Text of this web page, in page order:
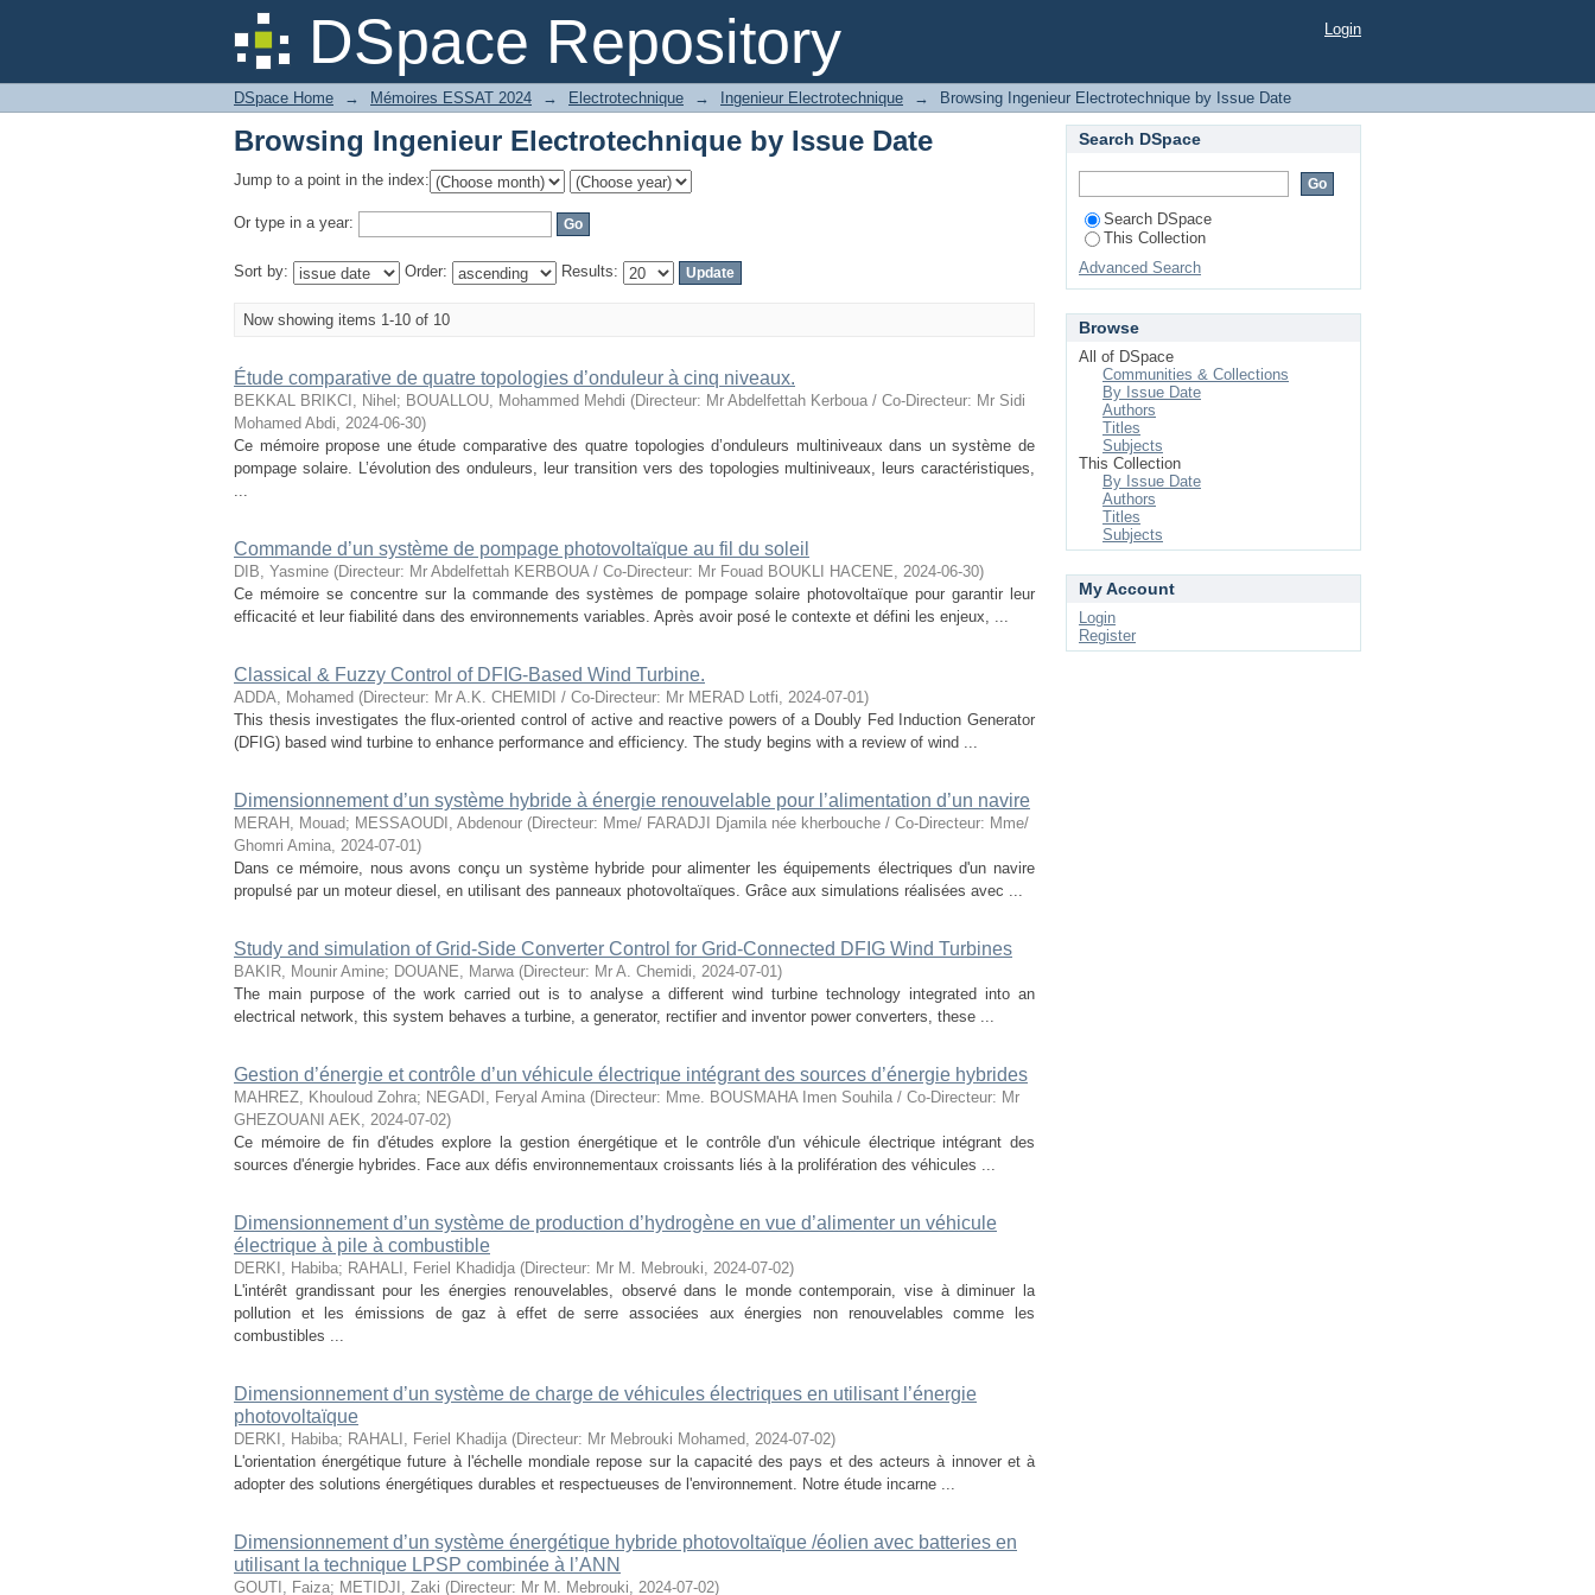
DSpace Repository
Browsing Ingenieur Electrotechnique by Issue Date Login
DSpace Home → Mémoires ESSAT 2024 → Electrotechnique → Ingenieur Electrotechnique → Browsing Ingenieur Electrotechnique by Issue Date
Browsing Ingenieur Electrotechnique by Issue Date
Jump to a point in the index:
Or type in a year:
Sort by: Order: Results:
Now showing items 1-10 of 10
Étude comparative de quatre topologies d’onduleur à cinq niveaux.
BEKKAL BRIKCI, Nihel ; BOUALLOU, Mohammed Mehdi (Directeur: Mr Abdelfettah Kerboua / Co-Directeur: Mr Sidi
Mohamed Abdi, 2024-06-30)
Ce mémoire propose une étude comparative des quatre topologies d’onduleurs multiniveaux dans un système de
pompage solaire. L’évolution des onduleurs, leur transition vers des topologies multiniveaux, leurs caractéristiques,
...
Commande d’un système de pompage photovoltaïque au fil du soleil
DIB, Yasmine (Directeur: Mr Abdelfettah KERBOUA / Co-Directeur: Mr Fouad BOUKLI HACENE, 2024-06-30)
Ce mémoire se concentre sur la commande des systèmes de pompage solaire photovoltaïque pour garantir leur
efficacité et leur fiabilité dans des environnements variables. Après avoir posé le contexte et défini les enjeux, ...
Classical & Fuzzy Control of DFIG-Based Wind Turbine.
ADDA, Mohamed (Directeur: Mr A.K. CHEMIDI / Co-Directeur: Mr MERAD Lotfi, 2024-07-01)
This thesis investigates the flux-oriented control of active and reactive powers of a Doubly Fed Induction Generator
(DFIG) based wind turbine to enhance performance and efficiency. The study begins with a review of wind ...
Dimensionnement d’un système hybride à énergie renouvelable pour l’alimentation d’un navire
MERAH, Mouad; MESSAOUDI, Abdenour (Directeur: Mme/ FARADJI Djamila née kherbouche / Co-Directeur: Mme/
Ghomri Amina, 2024-07-01)
Dans ce mémoire, nous avons conçu un système hybride pour alimenter les équipements électriques d'un navire
propulsé par un moteur diesel, en utilisant des panneaux photovoltaïques. Grâce aux simulations réalisées avec ...
Study and simulation of Grid-Side Converter Control for Grid-Connected DFIG Wind Turbines
BAKIR, Mounir Amine; DOUANE, Marwa (Directeur: Mr A. Chemidi, 2024-07-01)
The main purpose of the work carried out is to analyse a different wind turbine technology integrated into an
electrical network, this system behaves a turbine, a generator, rectifier and inventor power converters, these ...
Gestion d’énergie et contrôle d’un véhicule électrique intégrant des sources d’énergie hybrides
MAHREZ, Khouloud Zohra; NEGADI, Feryal Amina (Directeur: Mme. BOUSMAHA Imen Souhila / Co-Directeur: Mr
GHEZOUANI AEK, 2024-07-02)
Ce mémoire de fin d'études explore la gestion énergétique et le contrôle d'un véhicule électrique intégrant des
sources d'énergie hybrides. Face aux défis environnementaux croissants liés à la prolifération des véhicules ...
Dimensionnement d’un système de production d’hydrogène en vue d’alimenter un véhicule
électrique à pile à combustible
DERKI, Habiba; RAHALI, Feriel Khadidja (Directeur: Mr M. Mebrouki, 2024-07-02)
L'intérêt grandissant pour les énergies renouvelables, observé dans le monde contemporain, vise à diminuer la
pollution et les émissions de gaz à effet de serre associées aux énergies non renouvelables comme les
combustibles ...
Dimensionnement d’un système de charge de véhicules électriques en utilisant l’énergie
photovoltaïque
DERKI, Habiba; RAHALI, Feriel Khadija (Directeur: Mr Mebrouki Mohamed, 2024-07-02)
L'orientation énergétique future à l'échelle mondiale repose sur la capacité des pays et des acteurs à innover et à
adopter des solutions énergétiques durables et respectueuses de l'environnement. Notre étude incarne ...
Dimensionnement d’un système énergétique hybride photovoltaïque /éolien avec batteries en
utilisant la technique LPSP combinée à l’ANN
GOUTI, Faiza; METIDJI, Zaki (Directeur: Mr M. Mebrouki, 2024-07-02)
Search DSpace
Search DSpace
This Collection
Advanced Search
Browse
All of DSpace
Communities & Collections
By Issue Date
Authors
Titles
Subjects
This Collection
By Issue Date
Authors
Titles
Subjects
My Account
Login
Register